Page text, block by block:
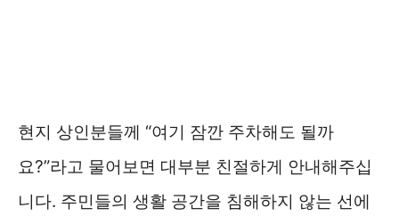
현지 상인분들께 “여기 잠깐 주차해도 될까
요?”라고 물어보면 대부분 친절하게 안내해주십
니다. 주민들의 생활 공간을 침해하지 않는 선에